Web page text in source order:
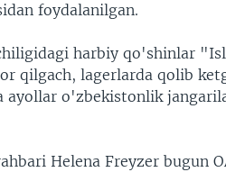
foydalanilgan.
harbiy qo'shinlar
qilgach, lagerlarda qolib
o'zbekistonlik
Helena Freyzer bugun